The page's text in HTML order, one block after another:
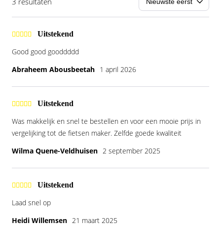
Uitstekend
Good good gooddddd
Abraheem Abousbeetah 1 april 2026
Uitstekend
Was makkelijk en snel te bestellen en voor een mooie prijs in
vergelijking tot de fietsen maker. Zelfde goede kwaliteit
Wilma Quene-Veldhuisen 2 september 2025
Uitstekend
Laad snel op
Heidi Willemsen 21 maart 2025